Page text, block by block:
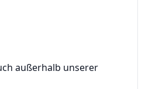
außerhalb unserer